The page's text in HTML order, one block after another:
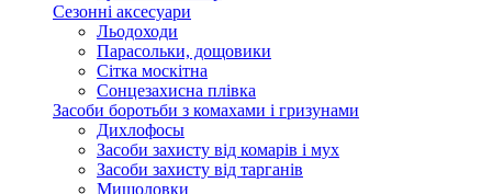
Сезонні аксесуари
Льодоходи
Парасольки, дощовики
Сітка москітна
Сонцезахисна плівка
Засоби боротьби з комахами і гризунами
Дихлофосы
Засоби захисту від комарів і мух
Засоби захисту від тарганів
Мишоловки